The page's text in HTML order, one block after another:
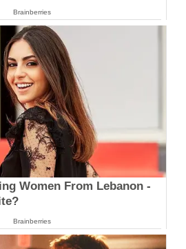
Brainberries
Women From Lebanon -
Brainberries